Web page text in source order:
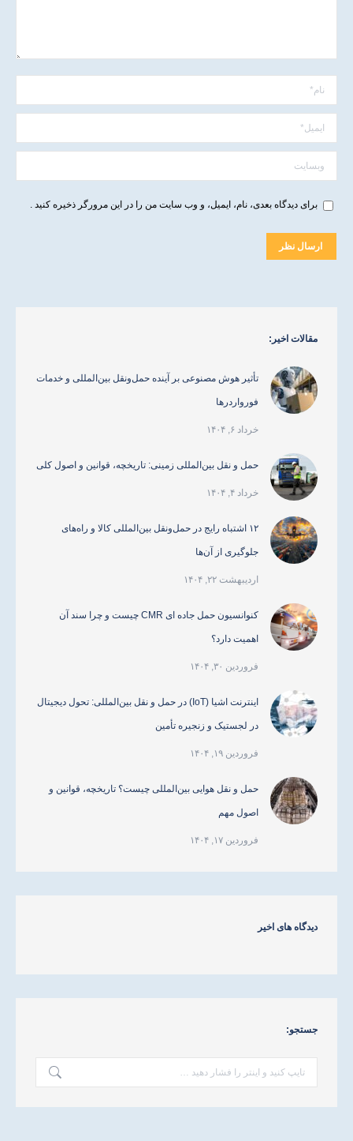
نام *
ایمیل *
وبسایت
برای دیدگاه بعدی، نام، ایمیل، و وب سایت من را در این مرورگر ذخیره کنید .
ارسال نظر
مقالات اخیر:
تأثیر هوش مصنوعی بر آینده حمل‌ونقل بین‌المللی و خدمات
فورواردرها
خرداد ۶, ۱۴۰۴
حمل و نقل بین‌المللی زمینی: تاریخچه، قوانین و اصول کلی
خرداد ۴, ۱۴۰۴
۱۲ اشتباه رایج در حمل‌ونقل بین‌المللی کالا و راه‌های
جلوگیری از آن‌ها
اردیبهشت ۲۲, ۱۴۰۴
کنوانسیون حمل جاده ای CMR چیست و چرا سند آن
اهمیت دارد؟
فروردین ۳۰, ۱۴۰۴
اینترنت اشیا (IoT) در حمل و نقل بین‌المللی: تحول دیجیتال
در لجستیک و زنجیره تأمین
فروردین ۱۹, ۱۴۰۴
حمل و نقل هوایی بین‌المللی چیست؟ تاریخچه، قوانین و
اصول مهم
فروردین ۱۷, ۱۴۰۴
دیدگاه های اخیر
جستجو:
جستجو: